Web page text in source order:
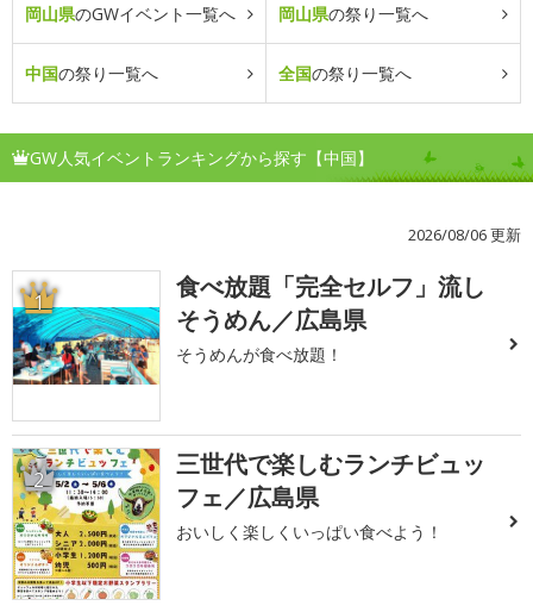
岡山県のGWイベント一覧へ 岡山県の祭り一覧へ
中国の祭り一覧へ 全国の祭り一覧へ
GW人気イベントランキングから探す【中国】
2026/08/06 更新
1
食べ放題「完全セルフ」流し
そうめん／広島県
そうめんが食べ放題！
2
三世代で楽しむランチビュッ
フェ／広島県
おいしく楽しくいっぱい食べよう！